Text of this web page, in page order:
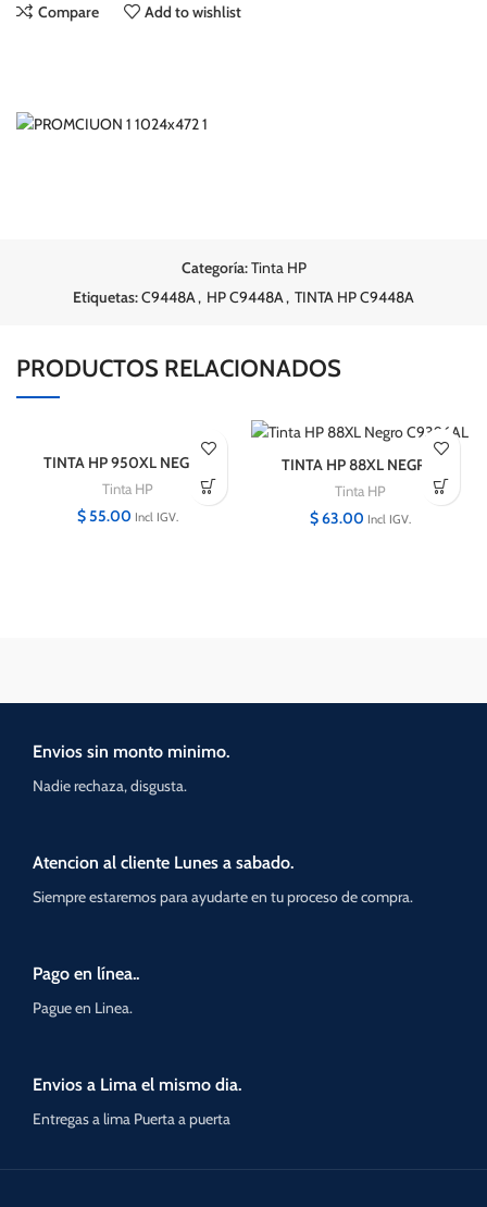
Compare Add to wishlist
Categoría:Tinta HP
Etiquetas:C9448A, HP C9448A, TINTA HP C9448A
PRODUCTOS RELACIONADOS
TINTA HP 950XL NEGRO
CN045AL (2300 PAG)
Tinta HP
$55.00 Incl IGV.
TINTA HP 88XL NEGRO
C9396AL
Tinta HP
$63.00 Incl IGV.
Envios sin monto minimo.
Nadie rechaza, disgusta.
Atencion al cliente Lunes a sabado.
Siempre estaremos para ayudarte en tu proceso de compra.
Pago en línea..
Pague en Linea.
Envios a Lima el mismo dia.
Entregas a lima Puerta a puerta